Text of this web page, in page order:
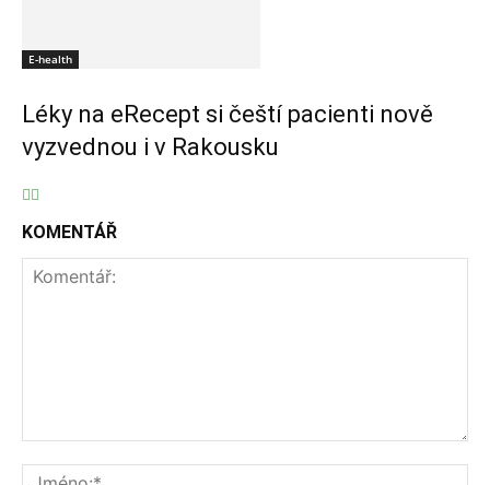
E-health
Léky na eRecept si čeští pacienti nově
vyzvednou i v Rakousku
KOMENTÁŘ